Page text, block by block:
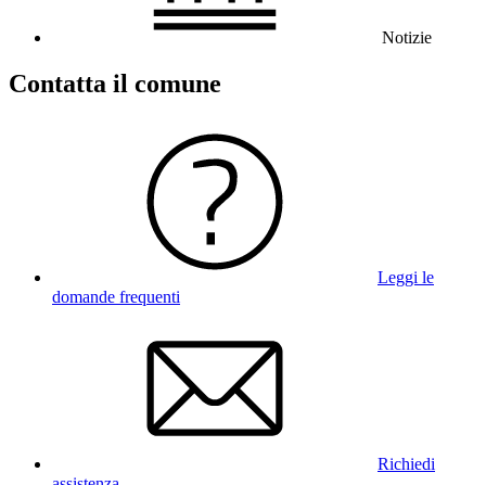
Notizie
Contatta il comune
Leggi le
domande frequenti
Richiedi